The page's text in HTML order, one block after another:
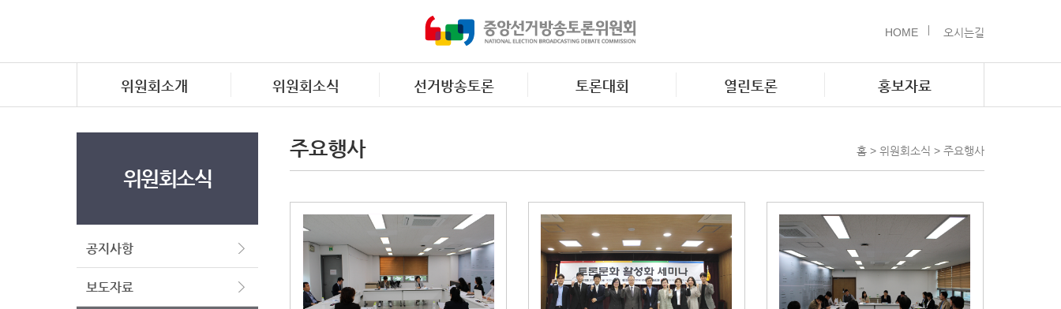
HOME 오시는길
위원회소개 위원회소식 선거방송토론 토론대회 열린토론 홍보자료
위원회소식
공지사항
보도자료
주요행사 홈 > 위원회소식 > 주요행사